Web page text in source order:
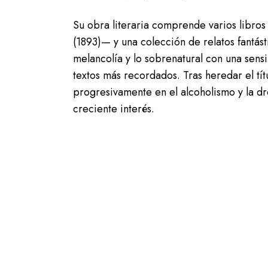
Su obra literaria comprende varios
(1893)— y una colección de relatos
melancolía y lo sobrenatural con una
textos más recordados. Tras heredar el
progresivamente en el alcoholismo y la
creciente interés.